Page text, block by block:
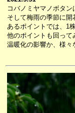
コバノミヤマノボタン
そして梅雨の季節に開
あるポイントでは、1
他のポイントも回って
温暖化の影響か、様